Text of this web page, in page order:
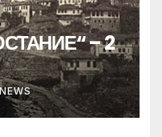
– 2